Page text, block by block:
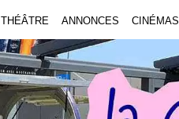
THÉÂTRE ANNONCES CINÉMAS